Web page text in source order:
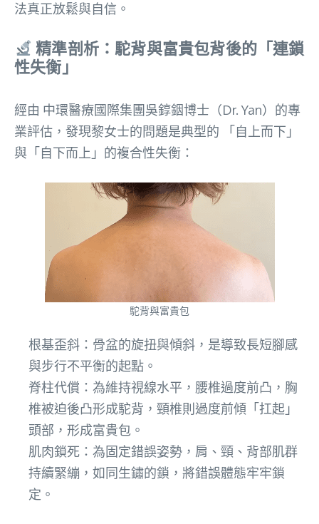
法真正放鬆與自信。
精準剖析：駝背與富貴包背後的「連鎖
性失衡」
經由 中環醫療國際集團吳錞銦博士（Dr. Yan）的專
業評估，發現黎女士的問題是典型的 「自上而下」
與「自下而上」的複合性失衡：
駝背與富貴包
根基歪斜：骨盆的旋扭與傾斜，是導致長短腳感
與步行不平衡的起點。
脊柱代償：為維持視線水平，腰椎過度前凸，胸
椎被迫後凸形成駝背，頸椎則過度前傾「扛起」
頭部，形成富貴包。
肌肉鎖死：為固定錯誤姿勢，肩、頸、背部肌群
持續緊繃，如同生鏽的鎖，將錯誤體態牢牢鎖
定。